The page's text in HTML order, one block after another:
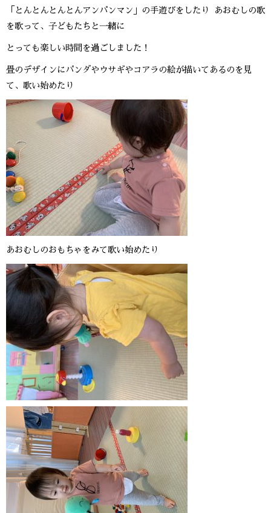
「とんとんとんとんアンパンマン」の手遊びをしたり あおむしの歌
を歌って、子どもたちと一緒に
とっても楽しい時間を過ごしました！
畳のデザインにパンダやウサギやコアラの絵が描いてあるのを見
て、歌い始めたり
あおむしのおもちゃをみて歌い始めたり